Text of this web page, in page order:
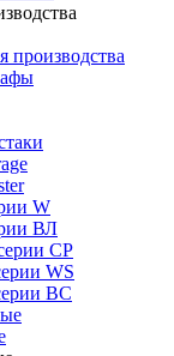
производства
W
ВЛ
СР
WS
ВС